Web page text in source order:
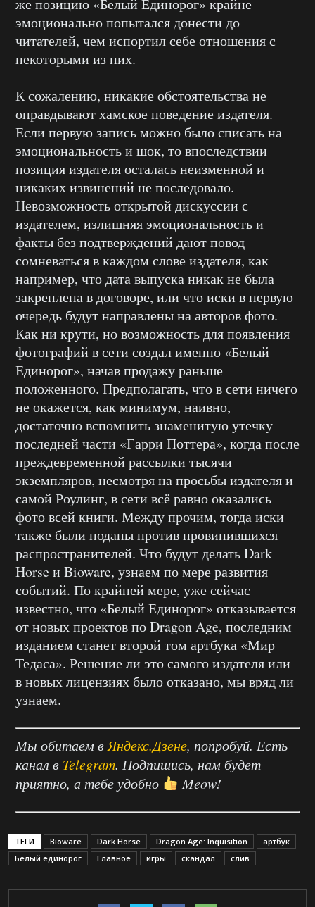
эмоционально попытался донести до
читателей, чем испортил себе отношения с
некоторыми из них.
К сожалению, никакие обстоятельства не
оправдывают хамское поведение издателя.
Если первую запись можно было списать на
эмоциональность и шок, то впоследствии
позиция издателя осталась неизменной и
никаких извинений не последовало.
Невозможность открытой дискуссии с
издателем, излишняя эмоциональность и
факты без подтверждений дают повод
сомневаться в каждом слове издателя, как
например, что дата выпуска никак не была
закреплена в договоре, или что иски в первую
очередь будут направлены на авторов фото.
Как ни крути, но возможность для появления
фотографий в сети создал именно «Белый
Единорог», начав продажу раньше
положенного. Предполагать, что в сети ничего
не окажется, как минимум, наивно,
достаточно вспомнить знаменитую утечку
последней части «Гарри Поттера», когда после
преждевременной рассылки тысячи
экземпляров, несмотря на просьбы издателя и
самой Роулинг, в сети всё равно оказались
фото всей книги. Между прочим, тогда иски
также были поданы против провинившихся
распространителей. Что будут делать Dark
Horse и Bioware, узнаем по мере развития
событий. По крайней мере, уже сейчас
известно, что «Белый Единорог» отказывается
от новых проектов по Dragon Age, последним
изданием станет второй том артбука «Мир
Тедаса». Решение ли это самого издателя или
в новых лицензиях было отказано, мы вряд ли
узнаем.
Мы обитаем в Яндекс.Дзене, попробуй. Есть
канал в Telegram. Подпишись, нам будет
приятно, а тебе удобно
Meow!
ТЕГИ Bioware Dark Horse Dragon Age: Inquisition
артбук
Белый единорог
Главное игры скандал слив